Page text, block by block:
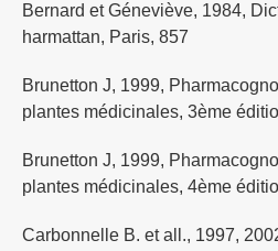
Bernard et Géneviève, 1984,
harmattan, Paris, 857
Brunetton J, 1999,
plantes médicinales, 3ème
Brunetton J, 1999,
plantes médicinales, 4ème
Carbonnelle B. et all., 1997,